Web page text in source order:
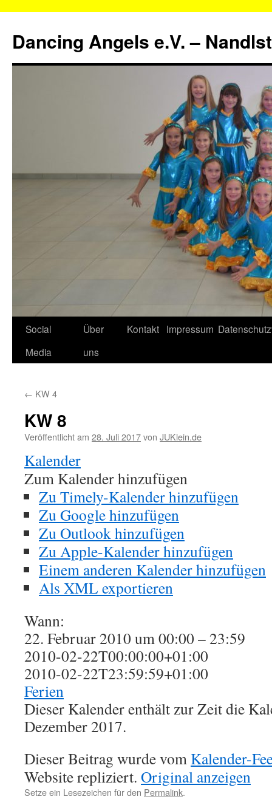
springen
Dancing Angels e.V. –
Social
Media
Über
uns
Kontakt Impressum
← KW 4
KW 8
Veröffentlicht am 28. Juli 2017von JUKlein.de
Kalender
Zum Kalender hinzufügen
Zu Timely-Kalender hinzufügen
Zu Google hinzufügen
Zu Outlook hinzufügen
Zu Apple-Kalender hinzufügen
Einem anderen Kalender hinzufügen
Als XML exportieren
Wann:
22. Februar 2010 um 00:00 – 23:59
2010-02-22T00:00:00+01:00
2010-02-22T23:59:59+01:00
Ferien
Dieser Kalender enthält zur Zeit die
Dezember 2017.
Dieser Beitrag wurde vom Kalender-
Website repliziert. Original anzeigen
Setze ein Lesezeichen für den Permalink.